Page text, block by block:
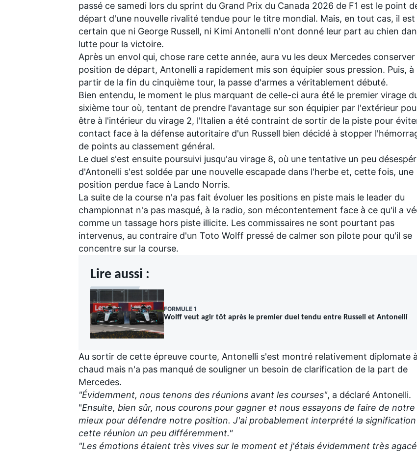
passé ce samedi lors du sprint du Grand Prix du Canada 2026 de F1 est le point
départ d'une nouvelle rivalité tendue pour le titre mondial. Mais, en tout cas, il est
certain que ni George Russell, ni Kimi Antonelli n'ont donné leur part au chien
lutte pour la victoire.
Après un envol qui, chose rare cette année, aura vu les deux Mercedes conserver
position de départ, Antonelli a rapidement mis son équipier sous pression. Puis, à
partir de la fin du cinquième tour, la passe d'armes a véritablement débuté.
Bien entendu, le moment le plus marquant de celle-ci aura été le premier virage
sixième tour où, tentant de prendre l'avantage sur son équipier par l'extérieur
être à l'intérieur du virage 2, l'Italien a été contraint de sortir de la piste pour
contact face à la défense autoritaire d'un Russell bien décidé à stopper
de points au classement général.
Le duel s'est ensuite poursuivi jusqu'au virage 8, où une tentative un peu
d'Antonelli s'est soldée par une nouvelle escapade dans l'herbe et, cette fois, une
position perdue face à Lando Norris.
La suite de la course n'a pas fait évoluer les positions en piste mais le leader du
championnat n'a pas masqué, à la radio, son mécontentement face à ce qu'il a
comme un tassage hors piste illicite. Les commissaires ne sont pourtant pas
intervenus, au contraire d'un Toto Wolff pressé de calmer son pilote pour qu'il se
concentre sur la course.
Lire aussi :
FORMULE 1
Wolff veut agir tôt après le premier duel tendu entre Russell et Antonelli
Au sortir de cette épreuve courte, Antonelli s'est montré relativement diplomate à
chaud mais n'a pas manqué de souligner un besoin de clarification de la part de
Mercedes.
"Évidemment, nous tenons des réunions avant les courses", a déclaré Antonelli.
"Ensuite, bien sûr, nous courons pour gagner et nous essayons de faire de notre
mieux pour défendre notre position. J'ai probablement interprété la
cette réunion un peu différemment."
"Les émotions étaient très vives sur le moment et j'étais évidemment très